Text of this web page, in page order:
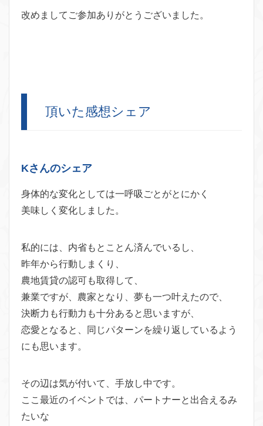
改めましてご参加ありがとうございました。
頂いた感想シェア
Kさんのシェア
身体的な変化としては一呼吸ごとがとにかく
美味しく変化しました。
私的には、内省もとことん済んでいるし、
昨年から行動しまくり、
農地賃貸の認可も取得して、
兼業ですが、農家となり、夢も一つ叶えたので、
決断力も行動力も十分あると思いますが、
恋愛となると、同じパターンを繰り返しているよう
にも思います。
その辺は気が付いて、手放し中です。
ここ最近のイベントでは、パートナーと出合えるみ
たいな